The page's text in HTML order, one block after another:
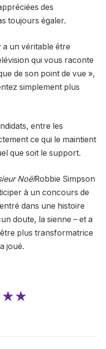
des
toujours égaler.
a un véritable être
qui vous raconte
de son point de vue »,
simplement plus
entre les
ce qui le maintient
que soit le support.
NoëlRobbie Simpson
à un concours de
dans une histoire
doute, la sienne – et a
plus transformatrice
joué.